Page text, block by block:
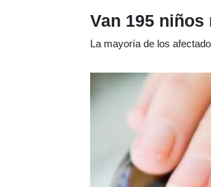
Van 195
La mayoría de los